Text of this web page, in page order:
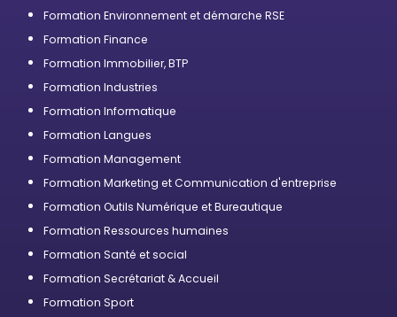
Formation Environnement et démarche RSE
Formation Finance
Formation Immobilier, BTP
Formation Industries
Formation Informatique
Formation Langues
Formation Management
Formation Marketing et Communication d'entreprise
Formation Outils Numérique et Bureautique
Formation Ressources humaines
Formation Santé et social
Formation Secrétariat & Accueil
Formation Sport